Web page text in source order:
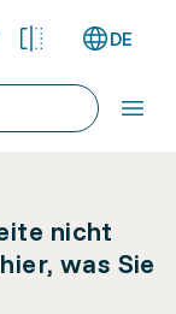
DE
nicht
was Sie